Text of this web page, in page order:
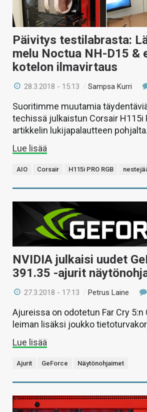
Päivitys testilabrasta:
melu Noctua NH-D15 &
kotelon ilmavirtaus
28.3.2018 - 15:13 /Sampsa Kurri
Suoritimme muutamia
techissä julkaistun Corsair H115i
artikkelin lukijapalautteen pohjalta.
Lue lisää
AIO Corsair H115i PRO RGB
NVIDIA julkaisi uudet
391.35 -ajurit
27.3.2018 - 17:13 /Petrus Laine
Ajureissa on odotetun Far Cry 5:n
leiman lisäksi joukko
Lue lisää
Ajurit GeForce Näytönohjaimet